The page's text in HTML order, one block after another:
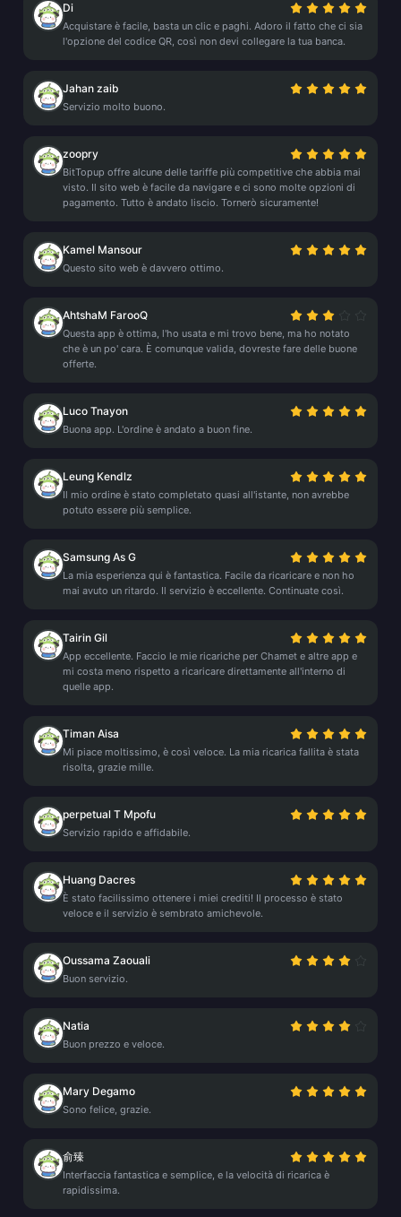
Di
Acquistare è facile, basta un clic e paghi. Adoro il fatto che ci sia
l'opzione del codice QR, così non devi collegare la tua banca.
Jahan zaib
Servizio molto buono.
zoopry
BitTopup offre alcune delle tariffe più competitive che abbia mai
visto. Il sito web è facile da navigare e ci sono molte opzioni di
pagamento. Tutto è andato liscio. Tornerò sicuramente!
Kamel Mansour
Questo sito web è davvero ottimo.
AhtshaM FarooQ
Questa app è ottima, l'ho usata e mi trovo bene, ma ho notato
che è un po' cara. È comunque valida, dovreste fare delle buone
offerte.
Luco Tnayon
Buona app. L'ordine è andato a buon fine.
Leung Kendlz
Il mio ordine è stato completato quasi all'istante, non avrebbe
potuto essere più semplice.
Samsung As G
La mia esperienza qui è fantastica. Facile da ricaricare e non ho
mai avuto un ritardo. Il servizio è eccellente. Continuate così.
Tairin Gil
App eccellente. Faccio le mie ricariche per Chamet e altre app e
mi costa meno rispetto a ricaricare direttamente all'interno di
quelle app.
Timan Aisa
Mi piace moltissimo, è così veloce. La mia ricarica fallita è stata
risolta, grazie mille.
perpetual T Mpofu
Servizio rapido e affidabile.
Huang Dacres
È stato facilissimo ottenere i miei crediti! Il processo è stato
veloce e il servizio è sembrato amichevole.
Oussama Zaouali
Buon servizio.
Natia
Buon prezzo e veloce.
Mary Degamo
Sono felice, grazie.
俞臻
Interfaccia fantastica e semplice, e la velocità di ricarica è
rapidissima.